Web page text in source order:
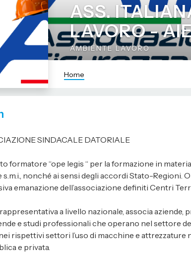
ASS.
LAVORO -
AMBIENTE LAVORO
Home
SINDACALE DATORIALE
formatore “ope legis “ per la formazione in
s.m.i., nonché ai sensi degli accordi Stato-
emanazione dell’associazione definiti Centri
rappresentativa a livello nazionale, associa aziende,
e studi professionali che operano nel settore
rispettivi settori l’uso di macchine e
e privata.